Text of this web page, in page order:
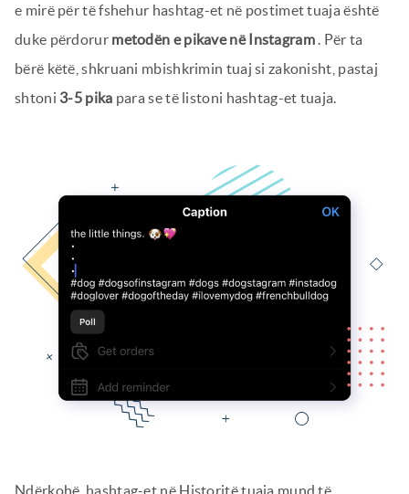
e mirë për të fshehur hashtag-et në postimet tuaja është
duke përdorur metodën e pikave në Instagram. Për ta
bërë këtë, shkruani mbishkrimin tuaj si zakonisht, pastaj
shtoni 3-5 pika para se të listoni hashtag-et tuaja.
Ndërkohë, hashtag-et në Historitë tuaja mund të